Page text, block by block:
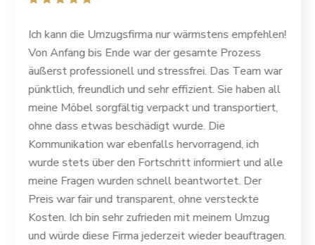
Ich kann die Umzugsfirma nur wärmstens empfehlen!
Von Anfang bis Ende war der gesamte Prozess
äußerst professionell und stressfrei. Das Team war
pünktlich, freundlich und sehr effizient. Sie haben all
meine Möbel sorgfältig verpackt und transportiert,
ohne dass etwas beschädigt wurde. Die
Kommunikation war ebenfalls hervorragend, ich
wurde stets über den Fortschritt informiert und alle
meine Fragen wurden schnell beantwortet. Der
Preis war fair und transparent, ohne versteckte
Kosten. Ich bin sehr zufrieden mit meinem Umzug
und würde diese Firma jederzeit wieder beauftragen.